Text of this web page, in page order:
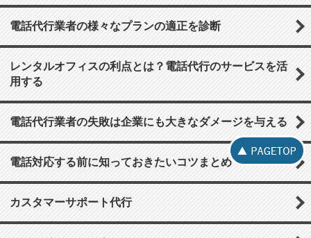
電話代行業者の様々なプランの適正を診断
レンタルオフィスの利点とは？電話代行のサービスを活
用する
電話代行業者の失敗は企業にも大きなダメージを与える
電話対応する前に知っておきたいコツまとめ
カスタマーサポート代行